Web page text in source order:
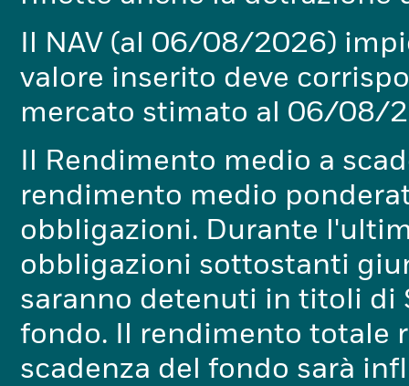
Il NAV (al 06/08/2026)
valore inserito deve
mercato stimato al 06/08/
Il Rendimento medio a
rendimento medio
obbligazioni. Durante
obbligazioni sottostanti
saranno detenuti in titoli di
fondo. Il rendimento totale
scadenza del fondo sarà